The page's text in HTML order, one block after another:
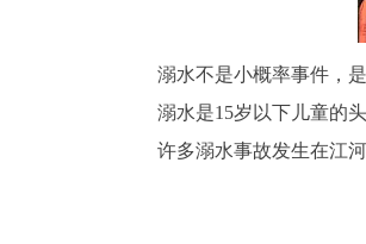
溺水不是小概率事件，是
溺水是15岁以下儿童的头
许多溺水事故发生在江河